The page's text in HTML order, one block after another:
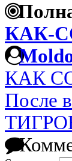
КАК-
КАК
После